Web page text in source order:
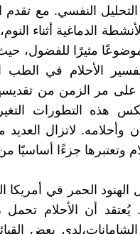
النفسي. مع تقدم
الدماغية أثناء
موضوعًا مثيرًا للفضول،
الأحلام في الطب
على مر الزمن من
هذه التطورات
وأحلامه. لاتزال
وتعتبرها جزءًا أساسيًا
الحمر في أمريكا
يُعتقد أن الأحلام تحمل
بعض